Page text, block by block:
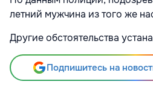
летний мужчина из того же
Другие обстоятельства
Подпишитесь на